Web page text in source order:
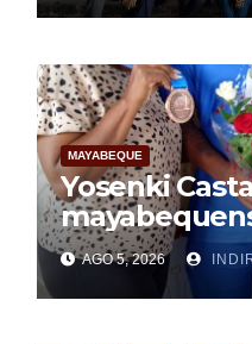
MAYABEQUE
Yosenki
podio
AGO 5, 2026